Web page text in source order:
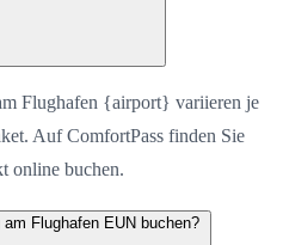
Flughafen {airport} variieren je
Auf ComfortPass finden Sie
online buchen.
Flughafen EUN buchen?